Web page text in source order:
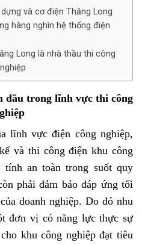
và cơ điện Thăng Long
hàng nghìn hệ thống điện
Long là nhà thầu thi công
đầu trong lĩnh vực thi công
lĩnh vực điện công nghiệp,
và thi công điện khu công
an toàn trong suốt quy
phải đảm bảo đáp ứng tối
doanh nghiệp. Do đó nhu
đơn vị có năng lực thực sự
khu công nghiệp đạt tiêu